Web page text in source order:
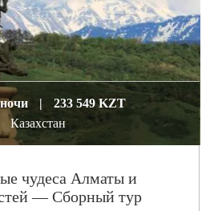
|
233 549 KZT
Казахстан
чудеса Алматы и
— Сборный тур